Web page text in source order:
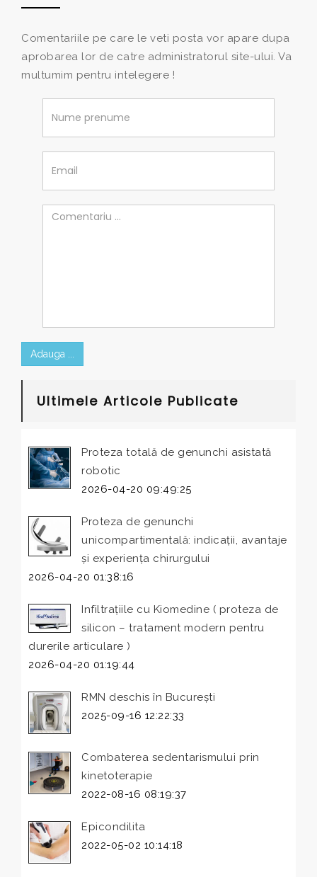
Comentariile pe care le veti posta vor apare dupa
aprobarea lor de catre administratorul site-ului. Va
multumim pentru intelegere !
Adauga ...
Ultimele Articole Publicate
Proteza totală de genunchi asistată
robotic
2026-04-20 09:49:25
Proteza de genunchi
unicompartimentală: indicații, avantaje
și experiența chirurgului
2026-04-20 01:38:16
Infiltrațiile cu Kiomedine ( proteza de
silicon – tratament modern pentru
durerile articulare )
2026-04-20 01:19:44
RMN deschis în București
2025-09-16 12:22:33
Combaterea sedentarismului prin
kinetoterapie
2022-08-16 08:19:37
Epicondilita
2022-05-02 10:14:18